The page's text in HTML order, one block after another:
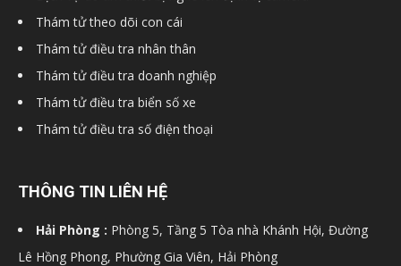
Thám tử theo dõi con cái
Thám tử điều tra nhân thân
Thám tử điều tra doanh nghiệp
Thám tử điều tra biển số xe
Thám tử điều tra số điện thoại
THÔNG TIN LIÊN HỆ
Hải Phòng : Phòng 5, Tầng 5 Tòa nhà Khánh Hội, Đường
Lê Hồng Phong, Phường Gia Viên, Hải Phòng